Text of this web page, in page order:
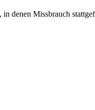
denen Missbrauch